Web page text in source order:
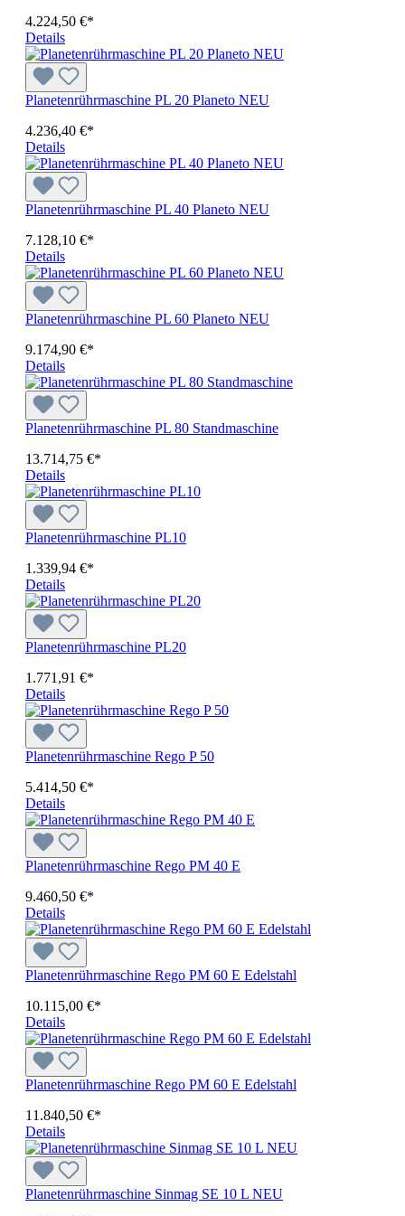
4.224,50 €*
Details
Planetenrührmaschine PL 20 Planeto NEU
4.236,40 €*
Details
Planetenrührmaschine PL 40 Planeto NEU
7.128,10 €*
Details
Planetenrührmaschine PL 60 Planeto NEU
9.174,90 €*
Details
Planetenrührmaschine PL 80 Standmaschine
13.714,75 €*
Details
Planetenrührmaschine PL10
1.339,94 €*
Details
Planetenrührmaschine PL20
1.771,91 €*
Details
Planetenrührmaschine Rego P 50
5.414,50 €*
Details
Planetenrührmaschine Rego PM 40 E
9.460,50 €*
Details
Planetenrührmaschine Rego PM 60 E Edelstahl
10.115,00 €*
Details
Planetenrührmaschine Rego PM 60 E Edelstahl
11.840,50 €*
Details
Planetenrührmaschine Sinmag SE 10 L NEU